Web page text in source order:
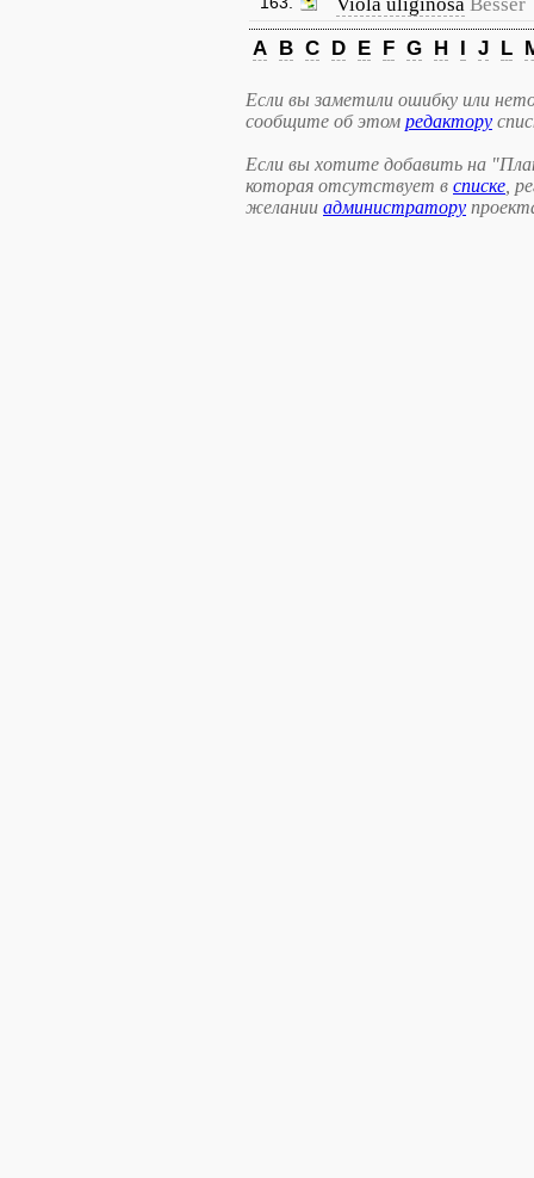
A B C D E F G H I J L
Если вы заметили ошибку или
сообщите об этом редактору
Если вы хотите добавить на
которая отсутствует в списке ,
желании администратору